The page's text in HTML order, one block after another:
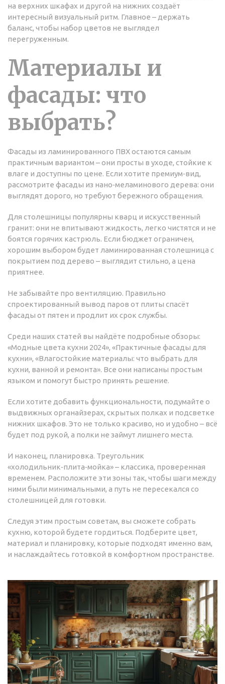
на верхних шкафах и другой на нижних создаёт
интересный визуальный ритм. Главное – держать
баланс, чтобы набор цветов не выглядел
перегруженным.
Материалы и
фасады: что
выбрать?
Фасады из ламинированного ПВХ остаются самым
практичным вариантом – они просты в уходе, стойкие к
влаге и доступны по цене. Если хотите премиум‑вид,
рассмотрите фасады из нано‑меламинового дерева: они
выглядят дорого, но требуют бережного обращения.
Для столешницы популярны кварц и искусственный
гранит: они не впитывают жидкость, легко чистятся и не
боятся горячих кастрюль. Если бюджет ограничен,
хорошим выбором будет ламинированная столешница с
покрытием под дерево – выглядит стильно, а цена
приятнее.
Не забывайте про вентиляцию. Правильно
спроектированный вывод паров от плиты спасёт
фасады от пятен и продлит их срок службы.
Среди наших статей вы найдёте подробные обзоры:
«Модные цвета кухни 2024», «Практичные фасады для
кухни», «Влагостойкие материалы: что выбрать для
кухни, ванной и ремонта». Все они написаны простым
языком и помогут быстро принять решение.
Если хотите добавить функциональности, подумайте о
выдвижных органайзерах, скрытых полках и подсветке
нижних шкафов. Это не только красиво, но и удобно – всё
будет под рукой, а полки не займут лишнего места.
И наконец, планировка. Треугольник
«холодильник‑плита‑мойка» – классика, проверенная
временем. Расположите эти зоны так, чтобы шаги между
ними были минимальными, а путь не пересекался со
столешницей для готовки.
Следуя этим простым советам, вы сможете собрать
кухню, которой будете гордиться. Подберите цвет,
материал и планировку, которые подходят именно вам,
и наслаждайтесь готовкой в комфортном пространстве.